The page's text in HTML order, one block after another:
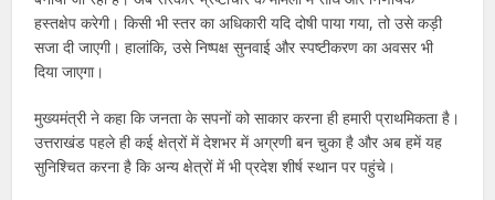
हस्तक्षेप करेगी। किसी भी स्तर का अधिकारी यदि दोषी पाया गया, तो उसे कड़ी
सजा दी जाएगी। हालांकि, उसे निष्पक्ष सुनवाई और स्पष्टीकरण का अवसर भी
दिया जाएगा।
मुख्यमंत्री ने कहा कि जनता के सपनों को साकार करना ही हमारी प्राथमिकता है।
उत्तराखंड पहले ही कई क्षेत्रों में देशभर में अग्रणी बन चुका है और अब हमें यह
सुनिश्चित करना है कि अन्य क्षेत्रों में भी प्रदेश शीर्ष स्थान पर पहुंचे।